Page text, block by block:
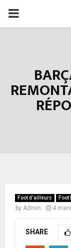
PRIMARY
Foot d’ailleurs Foot
by Admin 4
SHARE